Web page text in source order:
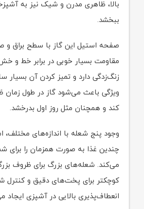
بالا، ظاهری مدرن و شیک نیز به
ببخشد.
صفحه استیل این گاز با سطح براق و
مقاومت بسیار خوبی در برابر خط و
زنگ‌زدگی دارد و تمیز کردن آن بسیار
ویژگی باعث می‌شود گاز در طول زمان
کند و همچنان مثل روز اول بدرخشد.
وجود پنج شعله با اندازه‌های
چندین غذا به صورت همزمان را برای
می‌کند. شعله‌های بزرگ برای ظروف
کوچکتر برای پخت‌های دقیق و کنترل
انعطاف‌پذیری بالایی در آشپزی ایجاد